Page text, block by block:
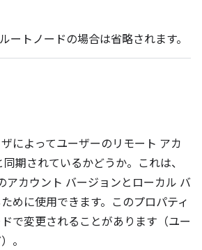
ートノードの場合は省略されます。
によってユーザーのリモート アカ
期されているかどうか。これは、
アカウント バージョンとローカル バ
めに使用できます。このプロパティ
で変更されることがあります（ユー
。